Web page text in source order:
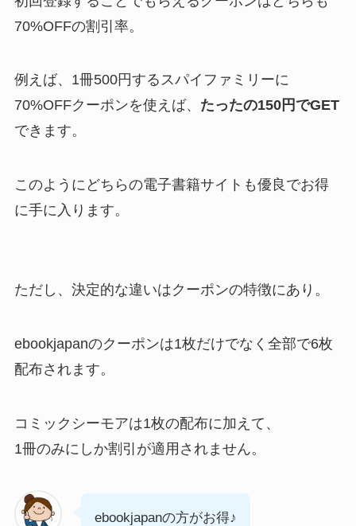
70%OFFの割引率。
例えば、1冊500円するスパイファミリーに
70%OFFクーポンを使えば、 たったの150円でGET
できます。
このようにどちらの電子書籍サイトも優良でお得
に手に入ります。
ただし、決定的な違いはクーポンの特徴にあり。
ebookjapanのクーポンは1枚だけでなく全部で6枚
配布されます。
コミックシーモアは1枚の配布に加えて、
1冊のみにしか割引が適用されません。
ebookjapanの方がお得♪